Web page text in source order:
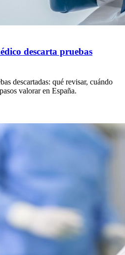
descarta pruebas
descartadas: qué revisar, cuándo
valorar en España.